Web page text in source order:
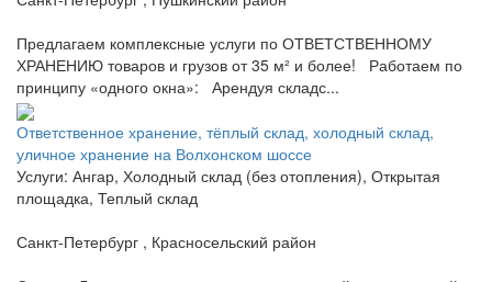
Предлагаем комплексные услуги по ОТВЕТСТВЕННОМУ
ХРАНЕНИЮ товаров и грузов от 35 м² и более! Работаем по
принципу «одного окна»: Арендуя складс...
Ответственное хранение, тёплый склад, холодный склад,
уличное хранение на Волхонском шоссе
Услуги: Ангар, Холодный склад (без отопления), Открытая
площадка, Теплый склад
Санкт-Петербург , Красносельский район